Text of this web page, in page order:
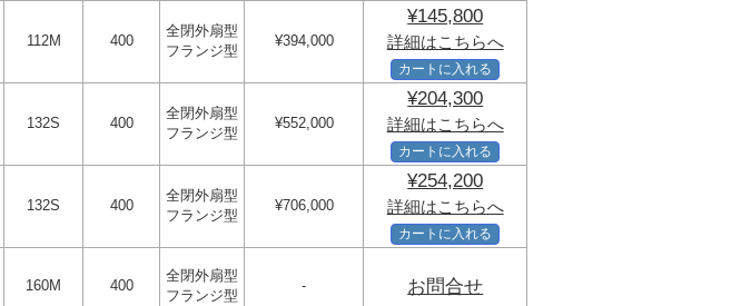
112M 400
全閉外扇型
フランジ型
¥394,000
¥145,800
詳細はこちらへ
カートに入れる
132S 400
全閉外扇型
フランジ型
¥552,000
¥204,300
詳細はこちらへ
カートに入れる
132S 400
全閉外扇型
フランジ型
¥706,000
¥254,200
詳細はこちらへ
カートに入れる
160M 400
全閉外扇型
フランジ型
- お問合せ